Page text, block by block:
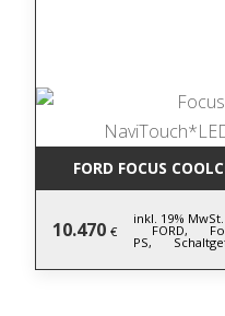
FORD FOCUS
10.470 €
inkl. 19%
FORD,
PS,